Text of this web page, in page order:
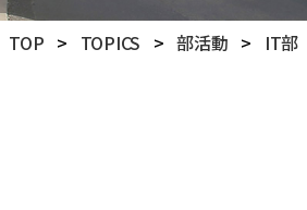
高
等
TOP > TOPICS > 部活動 > IT部